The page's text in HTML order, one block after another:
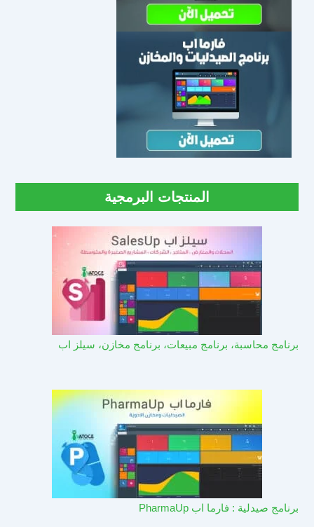
المنتجات البرمجية
برنامج محاسبة، برنامج مبيعات، برنامج مخازن، سيلز اب
برنامج صيدلية : فارما اب PharmaUp​